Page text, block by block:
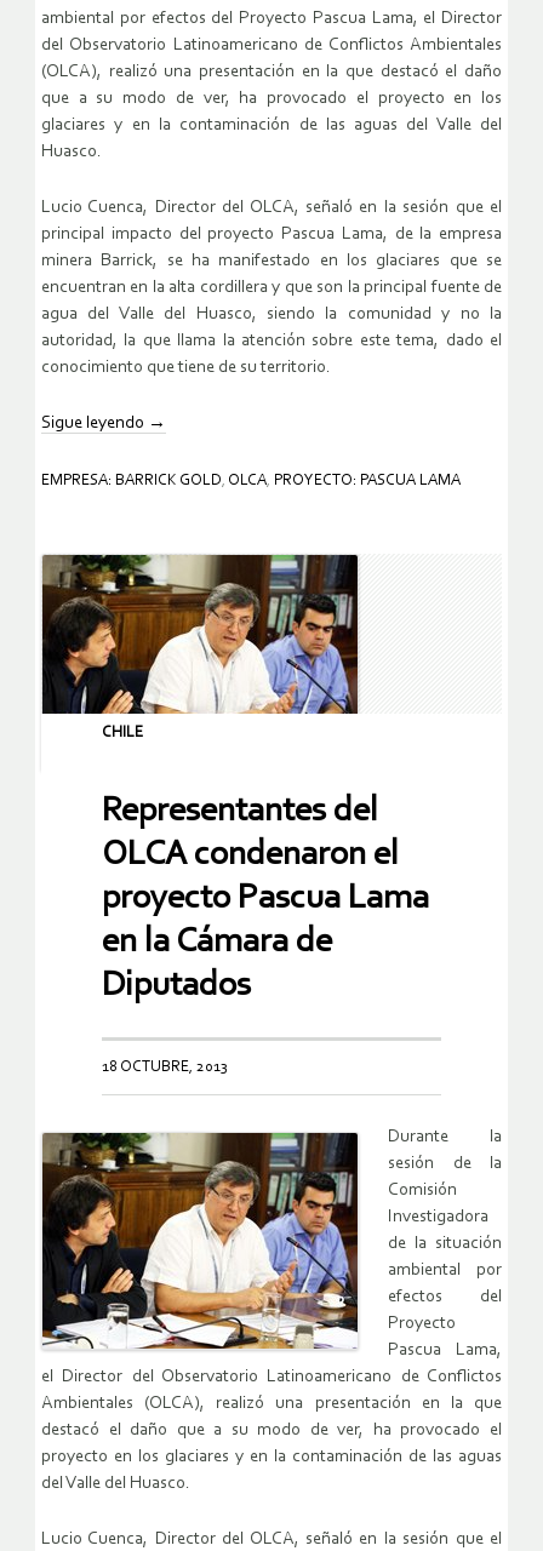
ambiental por efectos del Proyecto Pascua Lama, el Director
del Observatorio Latinoamericano de Conflictos Ambientales
(OLCA), realizó una presentación en la que destacó el daño
que a su modo de ver, ha provocado el proyecto en los
glaciares y en la contaminación de las aguas del Valle del
Huasco.
Lucio Cuenca, Director del OLCA, señaló en la sesión que el
principal impacto del proyecto Pascua Lama, de la empresa
minera Barrick, se ha manifestado en los glaciares que se
encuentran en la alta cordillera y que son la principal fuente de
agua del Valle del Huasco, siendo la comunidad y no la
autoridad, la que llama la atención sobre este tema, dado el
conocimiento que tiene de su territorio.
Sigue leyendo →
EMPRESA: BARRICK GOLD, OLCA, PROYECTO: PASCUA LAMA
CHILE
Representantes del
OLCA condenaron el
proyecto Pascua Lama
en la Cámara de
Diputados
18 OCTUBRE, 2013
Durante la
sesión de la
Comisión
Investigadora
de la situación
ambiental por
efectos del
Proyecto
Pascua Lama,
el Director del Observatorio Latinoamericano de Conflictos
Ambientales (OLCA), realizó una presentación en la que
destacó el daño que a su modo de ver, ha provocado el
proyecto en los glaciares y en la contaminación de las aguas
del Valle del Huasco.
Lucio Cuenca, Director del OLCA, señaló en la sesión que el